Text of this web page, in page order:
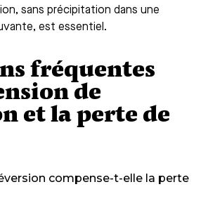
sans précipitation dans une
est essentiel.
fréquentes
de
et la perte de
compense-t-elle la perte